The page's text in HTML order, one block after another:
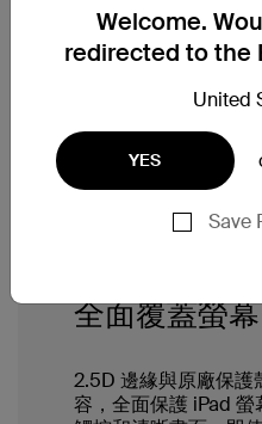
Welcome.
redirected to the
United
YES
Save
順暢平滑的
順暢平滑的觸感猶如
保護 iPad 螢幕，承
全面覆蓋螢幕
2.5D 邊緣與原廠保
容，全面保護 iPad